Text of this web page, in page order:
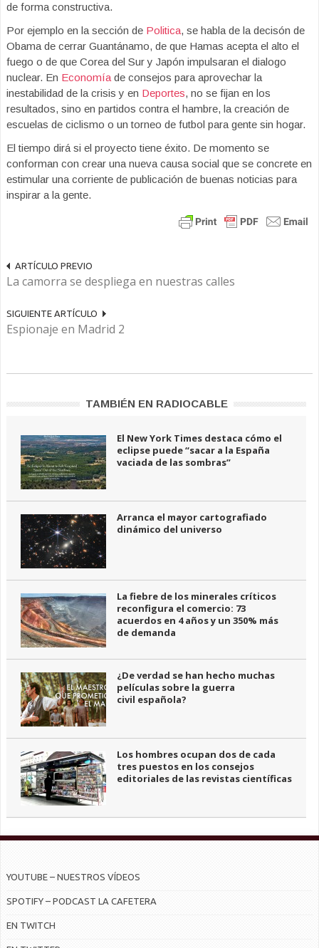
de forma constructiva.
Por ejemplo en la sección de Politica, se habla de la decisón de
Obama de cerrar Guantánamo, de que Hamas acepta el alto el
fuego o de que Corea del Sur y Japón impulsaran el dialogo
nuclear. En Economía de consejos para aprovechar la
inestabilidad de la crisis y en Deportes, no se fijan en los
resultados, sino en partidos contra el hambre, la creación de
escuelas de ciclismo o un torneo de futbol para gente sin hogar.
El tiempo dirá si el proyecto tiene éxito. De momento se
conforman con crear una nueva causa social que se concrete en
estimular una corriente de publicación de buenas noticias para
inspirar a la gente.
ARTÍCULO PREVIO
La camorra se despliega en nuestras calles
SIGUIENTE ARTÍCULO
Espionaje en Madrid 2
TAMBIÉN EN RADIOCABLE
El New York Times destaca cómo el
eclipse puede “sacar a la España
vaciada de las sombras”
Arranca el mayor cartografiado
dinámico del universo
La fiebre de los minerales críticos
reconfigura el comercio: 73
acuerdos en 4 años y un 350% más
de demanda
¿De verdad se han hecho muchas
películas sobre la guerra
civil española?
Los hombres ocupan dos de cada
tres puestos en los consejos
editoriales de las revistas científicas
YOUTUBE – NUESTROS VÍDEOS
SPOTIFY – PODCAST LA CAFETERA
EN TWITCH